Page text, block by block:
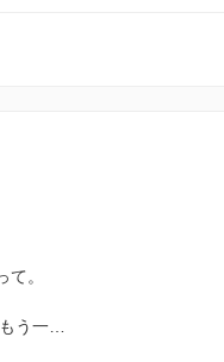
。
う一…